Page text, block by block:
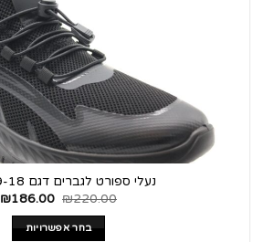
נעלי ספורט לגברים דגם S3209-18
₪220.00
₪186.00
בחר אפשרויות